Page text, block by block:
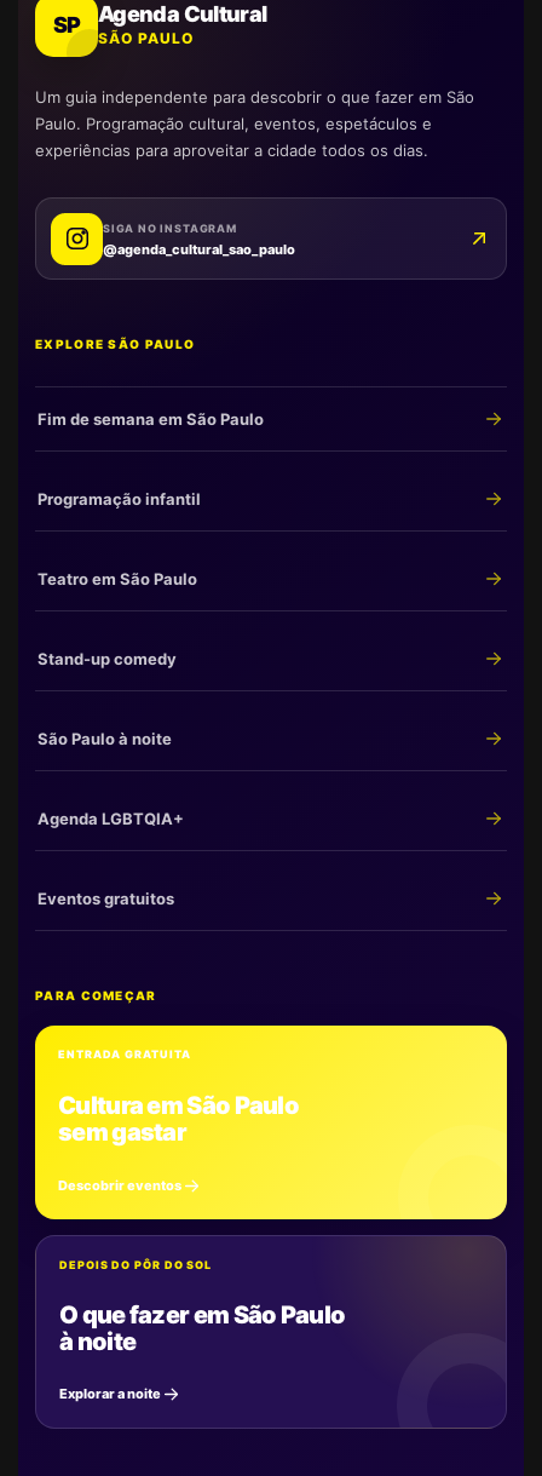
SP Agenda Cultural
SÃO PAULO
Um guia independente para descobrir o que fazer em São
Paulo. Programação cultural, eventos, espetáculos e
experiências para aproveitar a cidade todos os dias.
SIGA NO INSTAGRAM
@agenda_cultural_sao_paulo
EXPLORE SÃO PAULO
Fim de semana em São Paulo
Programação infantil
Teatro em São Paulo
Stand-up comedy
São Paulo à noite
Agenda LGBTQIA+
Eventos gratuitos
PARA COMEÇAR
ENTRADA GRATUITA
Cultura em São Paulo
sem gastar
Descobrir eventos
DEPOIS DO PÔR DO SOL
O que fazer em São Paulo
à noite
Explorar a noite